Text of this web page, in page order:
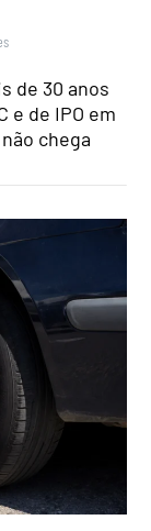
de 30 anos
e de IPO em
chega